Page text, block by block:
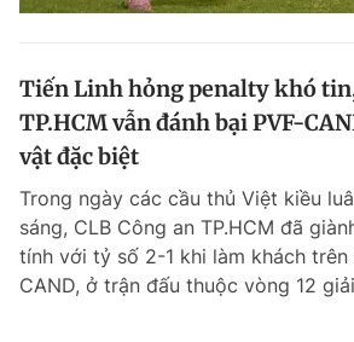
Tiến Linh hỏng penalty khó
TP.HCM vẫn đánh bại PVF-
vật đặc biệt
Trong ngày các cầu thủ Việt kiều
sáng, CLB Công an TP.HCM đã
tính với tỷ số 2-1 khi làm khách trên
CAND, ở trận đấu thuộc vòng 12